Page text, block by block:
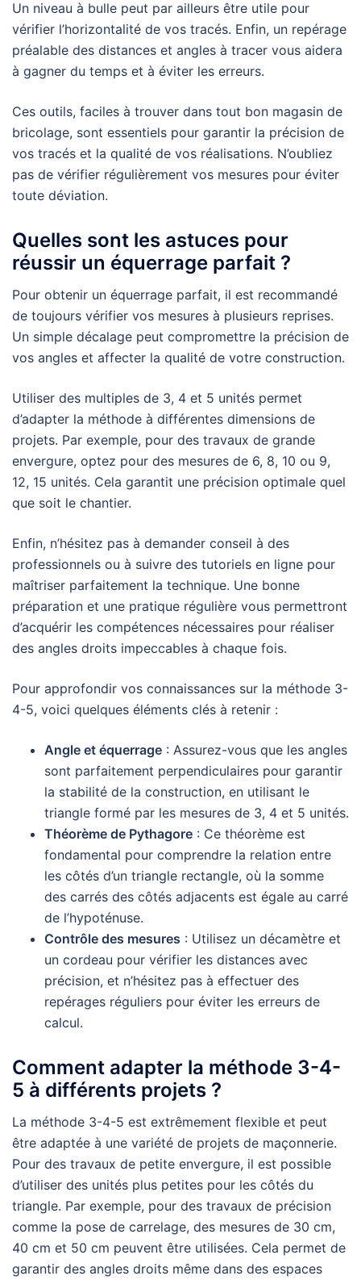
Un niveau à bulle peut par ailleurs être utile pour
vérifier l’horizontalité de vos tracés. Enfin, un repérage
préalable des distances et angles à tracer vous aidera
à gagner du temps et à éviter les erreurs.
Ces outils, faciles à trouver dans tout bon magasin de
bricolage, sont essentiels pour garantir la précision de
vos tracés et la qualité de vos réalisations. N’oubliez
pas de vérifier régulièrement vos mesures pour éviter
toute déviation.
Quelles sont les astuces pour
réussir un équerrage parfait ?
Pour obtenir un équerrage parfait, il est recommandé
de toujours vérifier vos mesures à plusieurs reprises.
Un simple décalage peut compromettre la précision de
vos angles et affecter la qualité de votre construction.
Utiliser des multiples de 3, 4 et 5 unités permet
d’adapter la méthode à différentes dimensions de
projets. Par exemple, pour des travaux de grande
envergure, optez pour des mesures de 6, 8, 10 ou 9,
12, 15 unités. Cela garantit une précision optimale quel
que soit le chantier.
Enfin, n’hésitez pas à demander conseil à des
professionnels ou à suivre des tutoriels en ligne pour
maîtriser parfaitement la technique. Une bonne
préparation et une pratique régulière vous permettront
d’acquérir les compétences nécessaires pour réaliser
des angles droits impeccables à chaque fois.
Pour approfondir vos connaissances sur la méthode 3-
4-5, voici quelques éléments clés à retenir :
Angle et équerrage : Assurez-vous que les angles
sont parfaitement perpendiculaires pour garantir
la stabilité de la construction, en utilisant le
triangle formé par les mesures de 3, 4 et 5 unités.
Théorème de Pythagore : Ce théorème est
fondamental pour comprendre la relation entre
les côtés d’un triangle rectangle, où la somme
des carrés des côtés adjacents est égale au carré
de l’hypoténuse.
Contrôle des mesures : Utilisez un décamètre et
un cordeau pour vérifier les distances avec
précision, et n’hésitez pas à effectuer des
repérages réguliers pour éviter les erreurs de
calcul.
Comment adapter la méthode 3-4-
5 à différents projets ?
La méthode 3-4-5 est extrêmement flexible et peut
être adaptée à une variété de projets de maçonnerie.
Pour des travaux de petite envergure, il est possible
d’utiliser des unités plus petites pour les côtés du
triangle. Par exemple, pour des travaux de précision
comme la pose de carrelage, des mesures de 30 cm,
40 cm et 50 cm peuvent être utilisées. Cela permet de
garantir des angles droits même dans des espaces